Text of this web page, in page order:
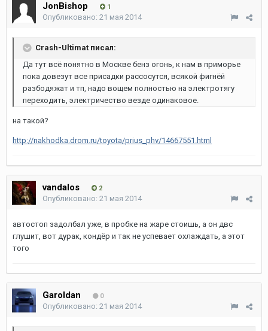
JonBishop 1
Опубликовано: 21 мая 2014
Crash-Ultimat писал:
Да тут всё понятно в Москве бенз огонь, к нам в приморье
пока довезут все присадки рассосутся, всякой фигнёй
разбодяжат и тп, надо вощем полностью на электротягу
переходить, электричество везде одинаковое.
на такой?
http://nakhodka.drom.ru/toyota/prius_phv/14667551.html
vandalos 2
Опубликовано: 21 мая 2014
автостоп задолбал уже, в пробке на жаре стоишь, а он двс
глушит, вот дурак, кондёр и так не успевает охлаждать, а этот
того
Garoldan 0
Опубликовано: 21 мая 2014